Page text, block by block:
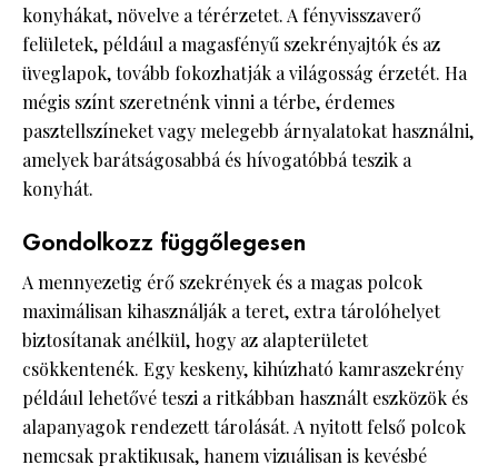
konyhákat, növelve a térérzetet. A fényvisszaverő
felületek, például a magasfényű szekrényajtók és az
üveglapok, tovább fokozhatják a világosság érzetét. Ha
mégis színt szeretnénk vinni a térbe, érdemes
pasztellszíneket vagy melegebb árnyalatokat használni,
amelyek barátságosabbá és hívogatóbbá teszik a
konyhát.
Gondolkozz függőlegesen
A mennyezetig érő szekrények és a magas polcok
maximálisan kihasználják a teret, extra tárolóhelyet
biztosítanak anélkül, hogy az alapterületet
csökkentenék. Egy keskeny, kihúzható kamraszekrény
például lehetővé teszi a ritkábban használt eszközök és
alapanyagok rendezett tárolását. A nyitott felső polcok
nemcsak praktikusak, hanem vizuálisan is kevésbé